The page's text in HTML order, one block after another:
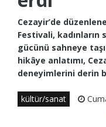
Cezayir’de
Festivali,
gücünü sahneye
hikâye anlatımı,
deneyimlerini derin
kültür/sanat